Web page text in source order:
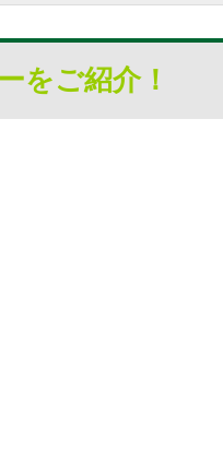
をご紹介！